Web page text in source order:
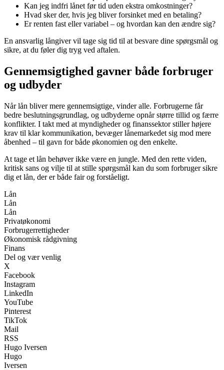
Kan jeg indfri lånet før tid uden ekstra omkostninger?
Hvad sker der, hvis jeg bliver forsinket med en betaling?
Er renten fast eller variabel – og hvordan kan den ændre sig?
En ansvarlig långiver vil tage sig tid til at besvare dine spørgsmål og
sikre, at du føler dig tryg ved aftalen.
Gennemsigtighed gavner både forbruger
og udbyder
Når lån bliver mere gennemsigtige, vinder alle. Forbrugerne får
bedre beslutningsgrundlag, og udbyderne opnår større tillid og færre
konflikter. I takt med at myndigheder og finanssektor stiller højere
krav til klar kommunikation, bevæger lånemarkedet sig mod mere
åbenhed – til gavn for både økonomien og den enkelte.
At tage et lån behøver ikke være en jungle. Med den rette viden,
kritisk sans og vilje til at stille spørgsmål kan du som forbruger sikre
dig et lån, der er både fair og forståeligt.
Lån
Lån
Lån
Privatøkonomi
Forbrugerrettigheder
Økonomisk rådgivning
Finans
Del og vær venlig
X
Facebook
Instagram
LinkedIn
YouTube
Pinterest
TikTok
Mail
RSS
Hugo Iversen
Hugo
Iversen